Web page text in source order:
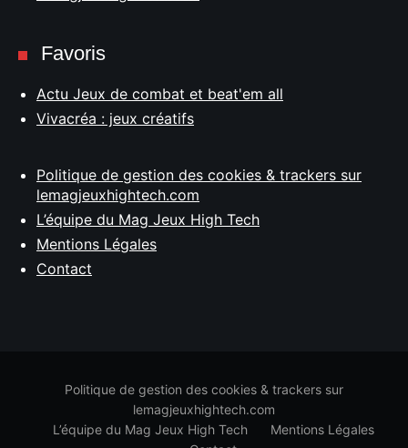
Favoris
Actu Jeux de combat et beat'em all
Vivacréa : jeux créatifs
Politique de gestion des cookies & trackers sur
lemagjeuxhightech.com
L’équipe du Mag Jeux High Tech
Mentions Légales
Contact
Politique de gestion des cookies & trackers sur
lemagjeuxhightech.com
L’équipe du Mag Jeux High Tech
Mentions Légales